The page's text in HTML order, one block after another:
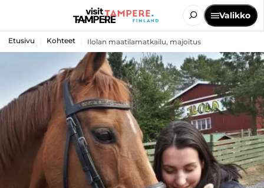
Valikko
Etusivu Kohteet Ilolan maatilamatkailu, majoitus